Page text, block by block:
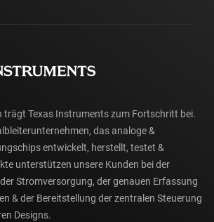
zu Bestellungen
trägt Texas Instruments zum Fortschritt bei.
das analoge &
entwickelt, herstellt, testet &
unterstützen unsere Kunden bei der
Stromversorgung, der genauen Erfassung
& der Bereitstellung der zentralen Steuerung
Designs.